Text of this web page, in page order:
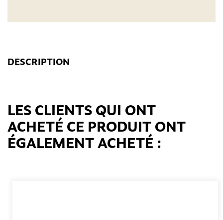
DESCRIPTION
LES CLIENTS QUI ONT
ACHETÉ CE PRODUIT ONT
ÉGALEMENT ACHETÉ :